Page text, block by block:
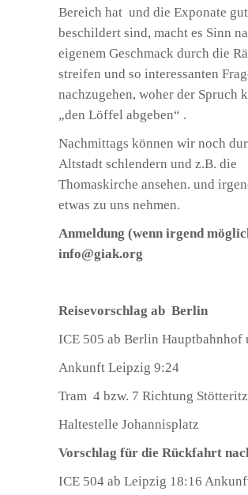
Bereich hat und die Exponate gut
beschildert sind, macht es Sinn
eigenem Geschmack durch die
streifen und so interessanten
nachzugehen, woher der Spruch
„den Löffel abgeben“ .
Nachmittags können wir noch
Altstadt schlendern und z.B. die
Thomaskirche ansehen. und
etwas zu uns nehmen.
Anmeldung (wenn irgend
info@giak.org
Reisevorschlag ab Berlin
ICE 505 ab Berlin Hauptbahnhof
Ankunft Leipzig 9:24
Tram 4 bzw. 7 Richtung Stötteritz
Haltestelle Johannisplatz
Vorschlag für die Rückfahrt
ICE 504 ab Leipzig 18:16